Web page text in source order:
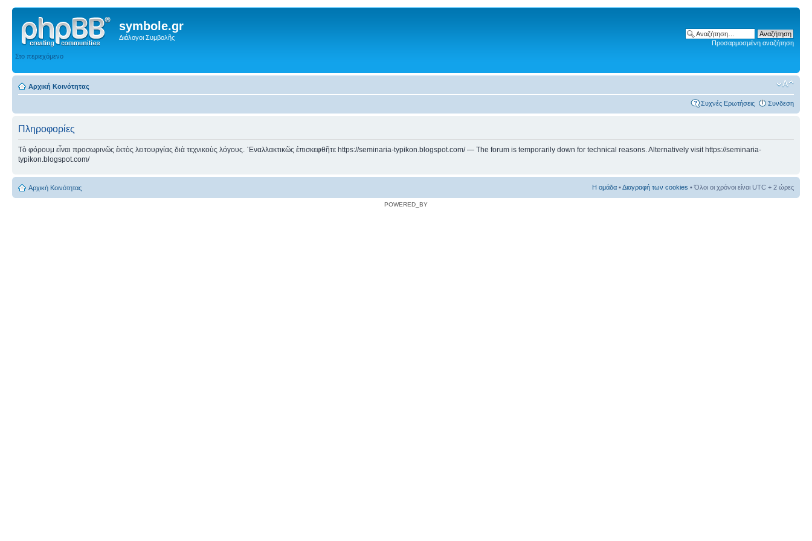
symbole.gr
Διάλογοι Συμβολῆς
Στο περιεχόμενο
Προσαρμοσμένη αναζήτηση
Αρχική Κοινότητας
Συχνές Ερωτήσεις Συνδεση
Πληροφορίες
Τὸ φόρουμ εἶναι προσωρινῶς ἐκτὸς λειτουργίας διὰ τεχνικοὺς λόγους. ᾿Εναλλακτικῶς ἐπισκεφθῆτε https://seminaria-typikon.blogspot.com/ — The forum is temporarily down for technical reasons. Alternatively visit https://seminaria-
typikon.blogspot.com/
Αρχική Κοινότητας Η ομάδα •Διαγραφή των cookies • Όλοι οι χρόνοι είναι UTC + 2 ώρες
POWERED_BY